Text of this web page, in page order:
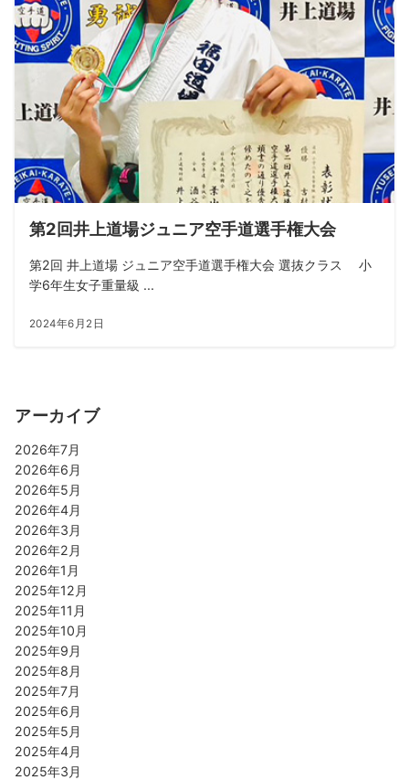
第2回井上道場ジュニア空手道選手権大会
第2回 井上道場 ジュニア空手道選手権大会 選抜クラス 小
学6年生女子重量級 ...
2024年6月2日
アーカイブ
2026年7月
2026年6月
2026年5月
2026年4月
2026年3月
2026年2月
2026年1月
2025年12月
2025年11月
2025年10月
2025年9月
2025年8月
2025年7月
2025年6月
2025年5月
2025年4月
2025年3月